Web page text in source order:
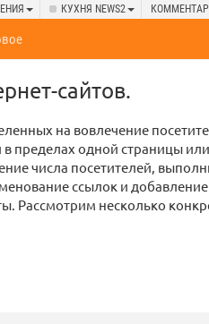
КУХНЯ NEWS2
сайтов.
на вовлечение
в пределах одной страницы
числа посетителей,
ссылок и
Рассмотрим несколько